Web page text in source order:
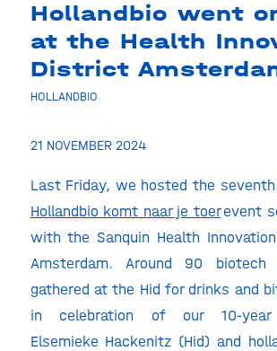
Hollandbio went
at the Health
District
HOLLANDBIO
21 NOVEMBER 2024
Last Friday, we hosted the
Hollandbio komt naar je toerevent
with the Sanquin Health
Amsterdam. Around 90 biotech
gathered at the Hid for drinks and
in celebration of our 10-year
Elsemieke Hackenitz (Hid) and